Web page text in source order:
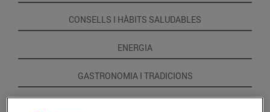
CONSELLS I HÀBITS SALUDABLES
ENERGIA
GASTRONOMIA I TRADICIONS